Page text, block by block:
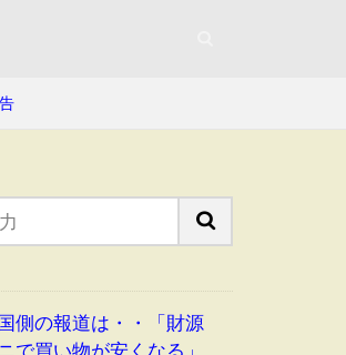
側の報道は・・「財源
で買い物が安くなる」